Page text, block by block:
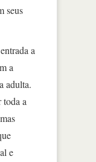
seus
a
a
adulta.
toda a
e